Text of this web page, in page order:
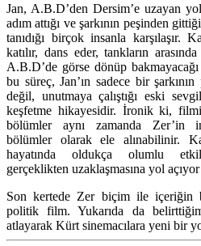
Jan, A.B.D’den Dersim’e uzayan
adım attığı ve şarkının peşinden
tanıdığı birçok insanla karşılaşır.
katılır, dans eder, tankların
A.B.D’de görse dönüp
bu süreç, Jan’ın sadece bir
değil, unutmaya çalıştığı eski
keşfetme hikayesidir. İronik ki,
bölümler aynı zamanda Zer’in
bölümler olarak ele alınabilinir.
hayatında oldukça olumlu
gerçeklikten uzaklaşmasına yol
Son kertede Zer biçim ile içeriğin
politik film. Yukarıda da
atlayarak Kürt sinemacılara yeni bir